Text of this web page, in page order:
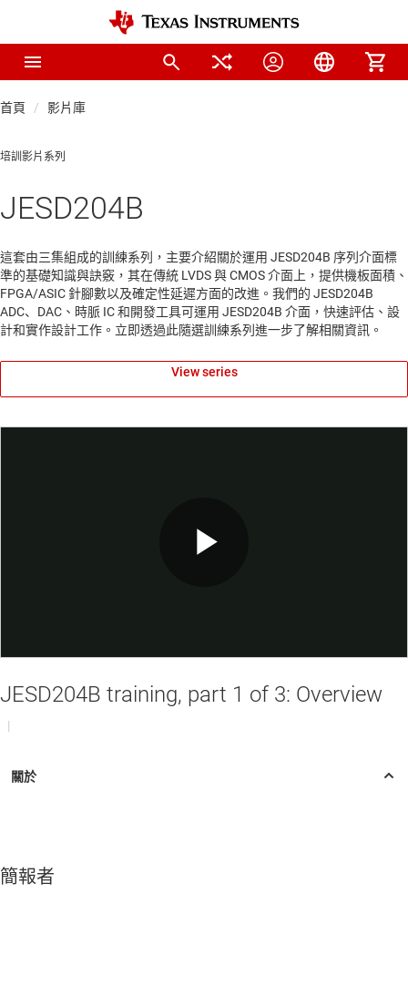
首頁 影片庫
培訓影片系列
JESD204B
這套由三集組成的訓練系列，主要介紹關於運用 JESD204B 序列介面標
準的基礎知識與訣竅，其在傳統 LVDS 與 CMOS 介面上，提供機板面積、
FPGA/ASIC 針腳數以及確定性延遲方面的改進。我們的 JESD204B
ADC、DAC、時脈 IC 和開發工具可運用 JESD204B 介面，快速評估、設
計和實作設計工作。立即透過此隨選訓練系列進一步了解相關資訊。
Video
JESD204B training, part 1 of 3: Overview
|
簡報者
View series